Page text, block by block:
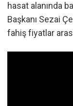
hasat alanında
Başkanı Sezai
fahiş fiyatlar